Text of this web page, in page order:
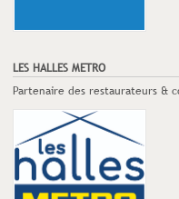
LES HALLES METRO
Partenaire des restaurateurs &